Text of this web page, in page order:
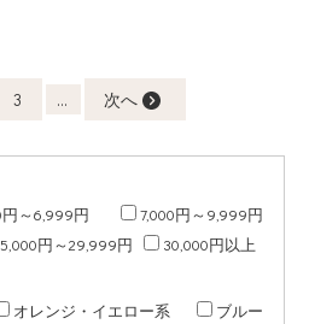
3 ... 次へ
～6,999円
7,000円～9,999円
円～29,999円 30,000円以上
オレンジ・イエロー系
ブルー